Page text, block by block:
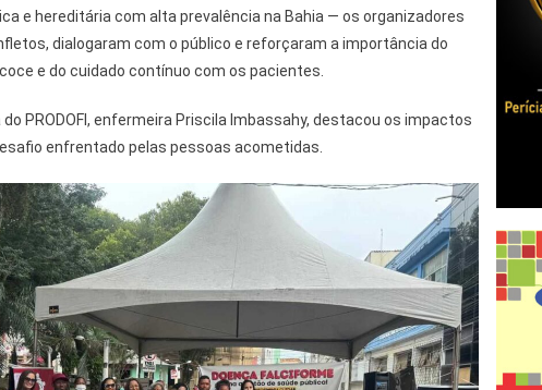
e hereditária com alta prevalência na Bahia — os organizadores
dialogaram com o público e reforçaram a importância do
e do cuidado contínuo com os pacientes.
PRODOFI, enfermeira Priscila Imbassahy, destacou os impactos
enfrentado pelas pessoas acometidas.